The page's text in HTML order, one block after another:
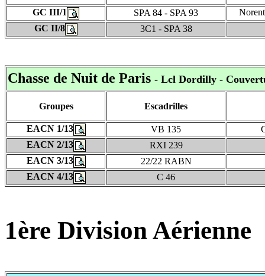
GC III/1 SPA 84 - SPA 93
GC II/8
3C1 - SPA 38
Chasse de Nuit de Paris - Lcl Dordilly -
Groupes Escadrilles
EACN 1/13 VB 135
EACN 2/13
RXI 239
EACN 3/13
22/22 RABN
EACN 4/13
C 46
1ère Division Aérienne